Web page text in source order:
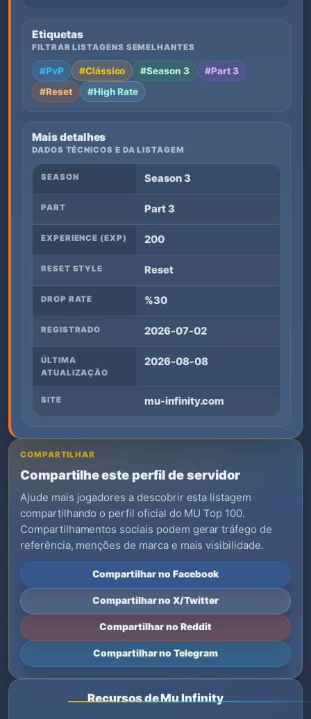
Etiquetas
FILTRAR LISTAGENS SEMELHANTES
#PvP #Clássico #Season 3
#Part 3
#Reset
#High Rate
Mais detalhes
DADOS TÉCNICOS E DA LISTAGEM
SEASON Season 3
PART Part 3
EXPERIENCE (EXP) 200
RESET STYLE Reset
DROP RATE %30
REGISTRADO 2026-07-02
ÚLTIMA
ATUALIZAÇÃO
2026-08-08
SITE mu-infinity.com
COMPARTILHAR
Compartilhe este perfil de servidor
Ajude mais jogadores a descobrir esta listagem
compartilhando o perfil oficial do MU Top 100.
Compartilhamentos sociais podem gerar tráfego de
referência, menções de marca e mais visibilidade.
Compartilhar no Facebook
Compartilhar no X/Twitter
Compartilhar no Reddit
Compartilhar no Telegram
Recursos de Mu Infinity